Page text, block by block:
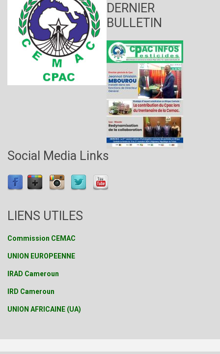
DERNIER
BULLETIN
Social Media Links
LIENS UTILES
Commission CEMAC
UNION EUROPEENNE
IRAD Cameroun
IRD Cameroun
UNION AFRICAINE (UA)